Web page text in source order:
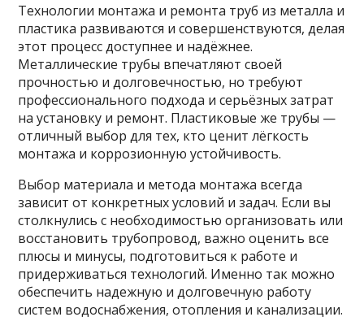
Технологии монтажа и ремонта труб из металла и
пластика развиваются и совершенствуются, делая
этот процесс доступнее и надёжнее.
Металлические трубы впечатляют своей
прочностью и долговечностью, но требуют
профессионального подхода и серьёзных затрат
на установку и ремонт. Пластиковые же трубы —
отличный выбор для тех, кто ценит лёгкость
монтажа и коррозионную устойчивость.
Выбор материала и метода монтажа всегда
зависит от конкретных условий и задач. Если вы
столкнулись с необходимостью организовать или
восстановить трубопровод, важно оценить все
плюсы и минусы, подготовиться к работе и
придерживаться технологий. Именно так можно
обеспечить надежную и долговечную работу
систем водоснабжения, отопления и канализации.